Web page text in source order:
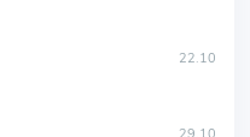
22.10